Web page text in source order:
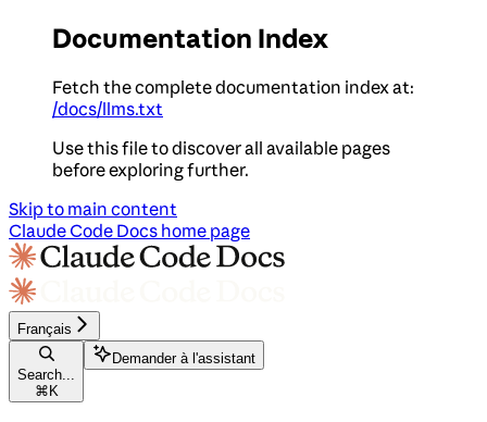
Documentation Index
Fetch the complete documentation index at:
/docs/llms.txt
Use this file to discover all available pages
before exploring further.
Skip to main content
Claude Code Docs home page
Français
Search...
⌘ K
Demander à l'assistant